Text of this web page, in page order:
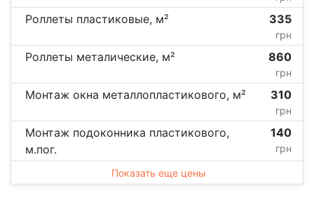
Роллеты пластиковые, м² 335
грн
Роллеты металические, м² 860
грн
Монтаж окна металлопластикового, м² 310
грн
Монтаж подоконника пластикового,
м.пог.
140
грн
Показать еще цены